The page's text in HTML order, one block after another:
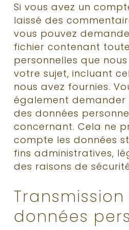
Si vous avez un
laissé des
vous pouvez
fichier contenant
personnelles que
votre sujet, incluant
nous avez fournies.
également demander
des données
concernant. Cela ne
compte les données
fins administratives,
des raisons de
données